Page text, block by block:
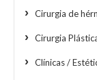
Cirurgia de
Cirurgia
Clínicas /